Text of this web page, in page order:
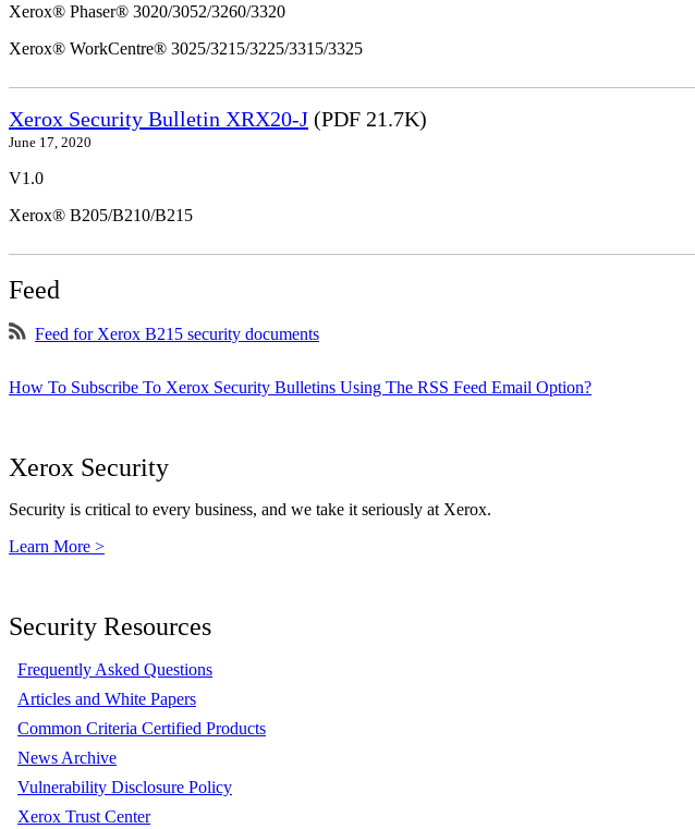
Xerox® Phaser® 3020/3052/3260/3320
Xerox® WorkCentre® 3025/3215/3225/3315/3325
Xerox Security Bulletin XRX20-J (PDF 21.7K)
June 17, 2020
V1.0
Xerox® B205/B210/B215
Feed
Feed for Xerox B215 security documents
How To Subscribe To Xerox Security Bulletins Using The RSS Feed Email Option?
Xerox Security
Security is critical to every business, and we take it seriously at Xerox.
Learn More >
Security Resources
Frequently Asked Questions
Articles and White Papers
Common Criteria Certified Products
News Archive
Vulnerability Disclosure Policy
Xerox Trust Center